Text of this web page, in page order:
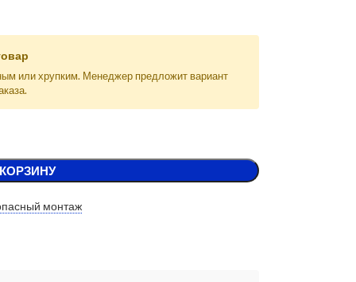
или хрупким. Менеджер предложит вариант
монтаж